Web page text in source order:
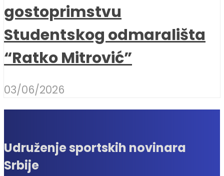
gostoprimstvu
Studentskog odmarališta
“Ratko Mitrović”
03/06/2026
Udruženje sportskih novinara
Srbije